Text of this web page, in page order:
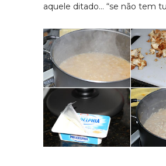
aquele ditado… “se não tem